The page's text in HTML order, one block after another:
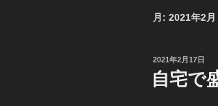
月: 2021年2月
投
稿
日:
2021年2月17日
自宅で